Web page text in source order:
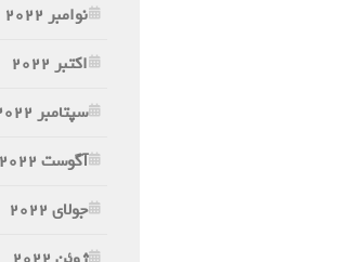
نوامبر 2022
اکتبر 2022
سپتامبر 2022
آگوست 2022
جولای 2022